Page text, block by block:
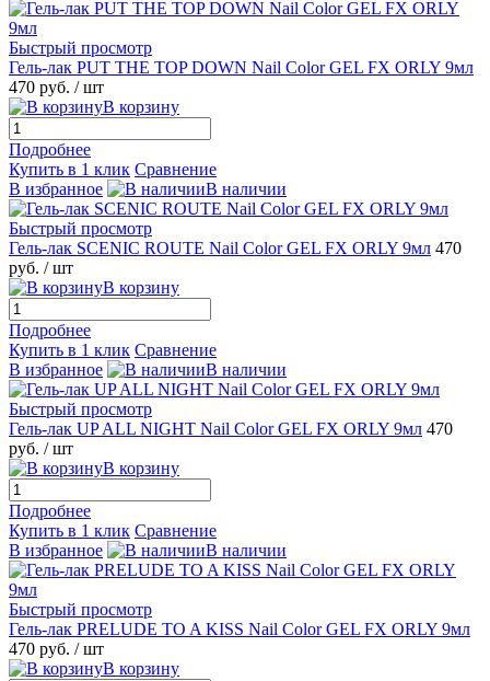
Быстрый просмотр
Гель-лак PUT THE TOP DOWN Nail Color GEL FX ORLY 9мл
470 руб. / шт
В корзину
Подробнее
Купить в 1 клик Сравнение
В избранное
В наличии
Быстрый просмотр
Гель-лак SCENIC ROUTE Nail Color GEL FX ORLY 9мл 470
руб. / шт
В корзину
Подробнее
Купить в 1 клик Сравнение
В избранное
В наличии
Быстрый просмотр
Гель-лак UP ALL NIGHT Nail Color GEL FX ORLY 9мл 470
руб. / шт
В корзину
Подробнее
Купить в 1 клик Сравнение
В избранное
В наличии
Быстрый просмотр
Гель-лак PRELUDE TO A KISS Nail Color GEL FX ORLY 9мл
470 руб. / шт
В корзину